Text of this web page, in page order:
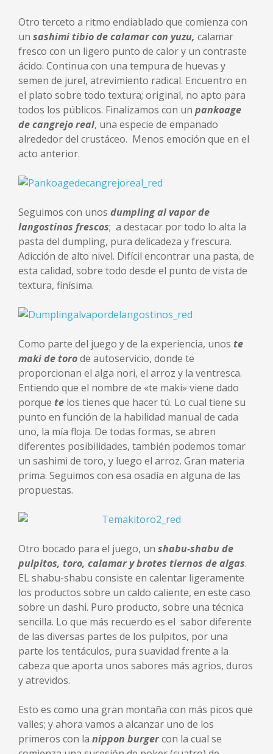
Otro terceto a ritmo endiablado que comienza con
un sashimi tibio de calamar con yuzu, calamar
fresco con un ligero punto de calor y un contraste
ácido. Continua con una tempura de huevas y
semen de jurel, atrevimiento radical. Encuentro en
el plato sobre todo textura; original, no apto para
todos los públicos. Finalizamos con un pankoage
de cangrejo real, una especie de empanado
alrededor del crustáceo. Menos emoción que en el
acto anterior.
Seguimos con unos dumpling al vapor de
langostinos frescos; a destacar por todo lo alta la
pasta del dumpling, pura delicadeza y frescura.
Adicción de alto nivel. Difícil encontrar una pasta, de
esta calidad, sobre todo desde el punto de vista de
textura, finísima.
Como parte del juego y de la experiencia, unos te
maki de torode autoservicio, donde te
proporcionan el alga nori, el arroz y la ventresca.
Entiendo que el nombre de «te maki» viene dado
porque te los tienes que hacer tú. Lo cual tiene su
punto en función de la habilidad manual de cada
uno, la mía floja. De todas formas, se abren
diferentes posibilidades, también podemos tomar
un sashimi de toro, y luego el arroz. Gran materia
prima. Seguimos con esa osadía en alguna de las
propuestas.
Otro bocado para el juego, un shabu-shabu de
pulpitos, toro, calamar y brotes tiernos de algas.
EL shabu-shabu consiste en calentar ligeramente
los productos sobre un caldo caliente, en este caso
sobre un dashi. Puro producto, sobre una técnica
sencilla. Lo que más recuerdo es el sabor diferente
de las diversas partes de los pulpitos, por una
parte los tentáculos, pura suavidad frente a la
cabeza que aporta unos sabores más agrios, duros
y atrevidos.
Esto es como una gran montaña con más picos que
valles; y ahora vamos a alcanzar uno de los
primeros con la nippon burgercon la cual se